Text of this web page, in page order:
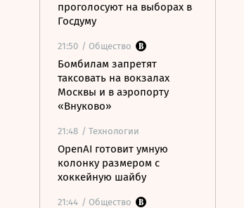
проголосуют на выборах в
Госдуму
21:50 / Общество
Бомбилам запретят
таксовать на вокзалах
Москвы и в аэропорту
«Внуково»
21:48 / Технологии
OpenAI готовит умную
колонку размером с
хоккейную шайбу
21:44 / Общество